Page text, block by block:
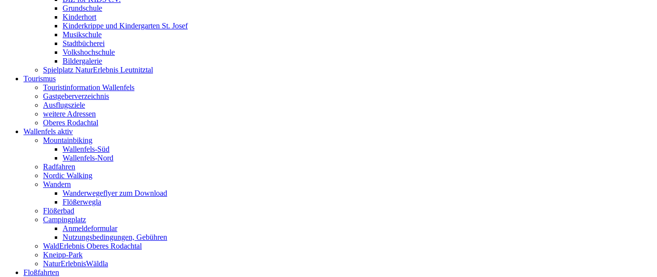
Grundschule
Kinderhort
Kinderkrippe und Kindergarten St. Josef
Musikschule
Stadtbücherei
Volkshochschule
Bildergalerie
Spielplatz NaturErlebnis Leutnitztal
Tourismus
Touristinformation Wallenfels
Gastgeberverzeichnis
Ausflugsziele
weitere Adressen
Oberes Rodachtal
Wallenfels aktiv
Mountainbiking
Wallenfels-Süd
Wallenfels-Nord
Radfahren
Nordic Walking
Wandern
Wanderwegeflyer zum Download
Flößerwegla
Flößerbad
Campingplatz
Anmeldeformular
Nutzungsbedingungen, Gebühren
WaldErlebnis Oberes Rodachtal
Kneipp-Park
NaturErlebnisWäldla
Floßfahrten